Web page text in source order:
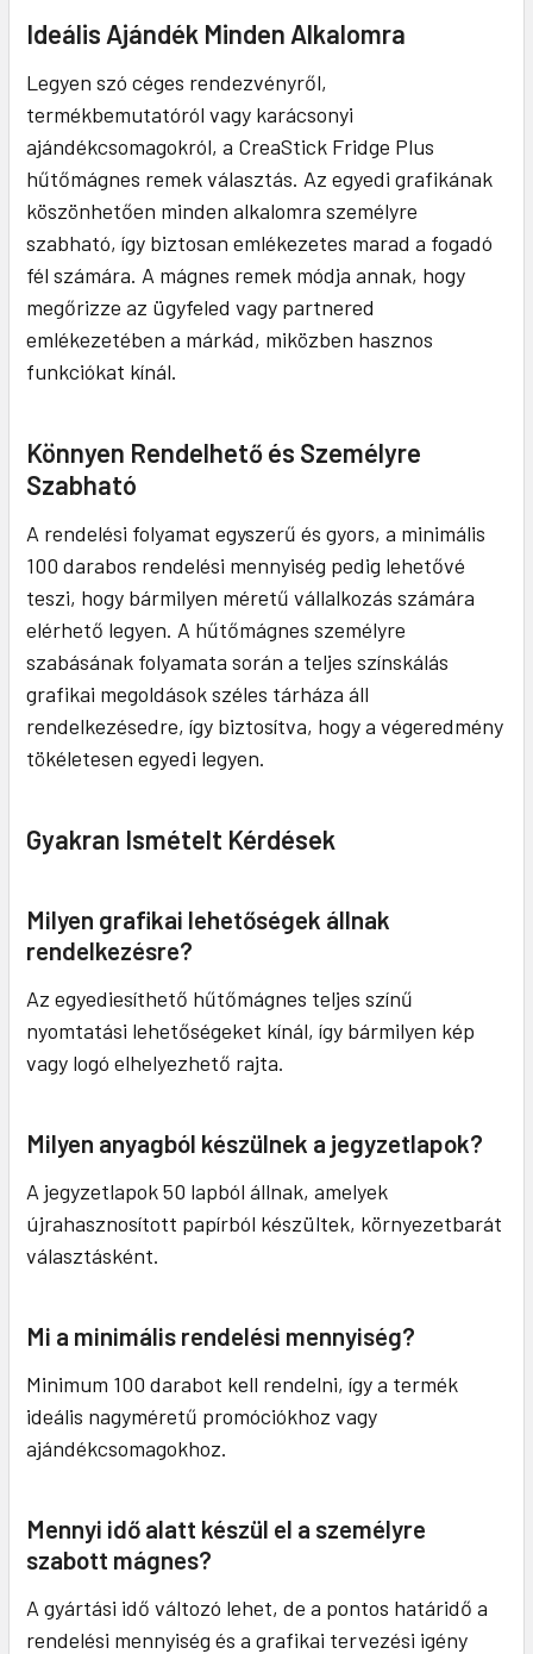
Ideális Ajándék Minden Alkalomra
Legyen szó céges rendezvényről,
termékbemutatóról vagy karácsonyi
ajándékcsomagokról, a CreaStick Fridge Plus
hűtőmágnes remek választás. Az egyedi grafikának
köszönhetően minden alkalomra személyre
szabható, így biztosan emlékezetes marad a fogadó
fél számára. A mágnes remek módja annak, hogy
megőrizze az ügyfeled vagy partnered
emlékezetében a márkád, miközben hasznos
funkciókat kínál.
Könnyen Rendelhető és Személyre
Szabható
A rendelési folyamat egyszerű és gyors, a minimális
100 darabos rendelési mennyiség pedig lehetővé
teszi, hogy bármilyen méretű vállalkozás számára
elérhető legyen. A hűtőmágnes személyre
szabásának folyamata során a teljes színskálás
grafikai megoldások széles tárháza áll
rendelkezésedre, így biztosítva, hogy a végeredmény
tökéletesen egyedi legyen.
Gyakran Ismételt Kérdések
Milyen grafikai lehetőségek állnak
rendelkezésre?
Az egyediesíthető hűtőmágnes teljes színű
nyomtatási lehetőségeket kínál, így bármilyen kép
vagy logó elhelyezhető rajta.
Milyen anyagból készülnek a jegyzetlapok?
A jegyzetlapok 50 lapból állnak, amelyek
újrahasznosított papírból készültek, környezetbarát
választásként.
Mi a minimális rendelési mennyiség?
Minimum 100 darabot kell rendelni, így a termék
ideális nagyméretű promóciókhoz vagy
ajándékcsomagokhoz.
Mennyi idő alatt készül el a személyre
szabott mágnes?
A gyártási idő változó lehet, de a pontos határidő a
rendelési mennyiség és a grafikai tervezési igény